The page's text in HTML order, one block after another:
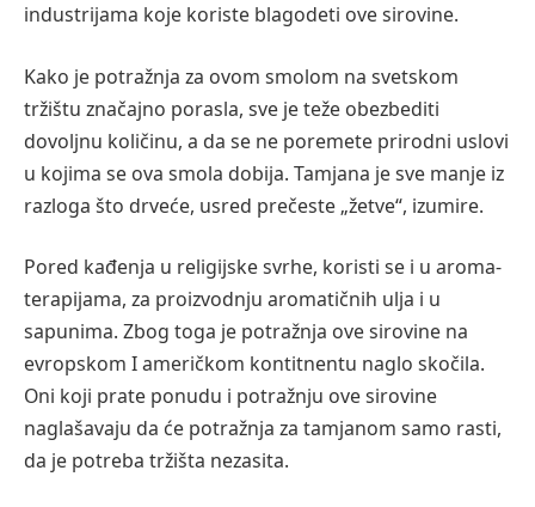
industrijama koje koriste blagodeti ove sirovine.
Kako je potražnja za ovom smolom na svetskom
tržištu značajno porasla, sve je teže obezbediti
dovoljnu količinu, a da se ne poremete prirodni uslovi
u kojima se ova smola dobija. Tamjana je sve manje iz
razloga što drveće, usred prečeste „žetve“, izumire.
Pored kađenja u religijske svrhe, koristi se i u aroma-
terapijama, za proizvodnju aromatičnih ulja i u
sapunima. Zbog toga je potražnja ove sirovine na
evropskom I američkom kontitnentu naglo skočila.
Oni koji prate ponudu i potražnju ove sirovine
naglašavaju da će potražnja za tamjanom samo rasti,
da je potreba tržišta nezasita.